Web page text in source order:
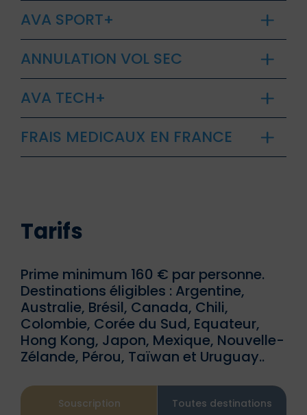
AVA SPORT+
ANNULATION VOL SEC
AVA TECH+
FRAIS MEDICAUX EN FRANCE
Tarifs
Prime minimum 160 € par personne.
Destinations éligibles : Argentine,
Australie, Brésil, Canada, Chili,
Colombie, Corée du Sud, Equateur,
Hong Kong, Japon, Mexique, Nouvelle-
Zélande, Pérou, Taïwan et Uruguay..
Souscription Toutes destinations